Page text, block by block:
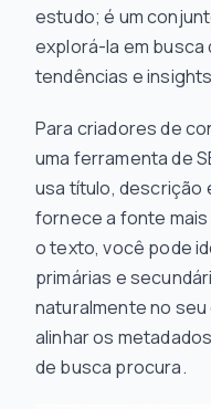
estudo; é um
explorá-la em busca
tendências e
Para criadores de
uma ferramenta de
usa título, descrição
fornece a fonte
o texto, você pode
primárias e
naturalmente no
alinhar os
de busca procura.